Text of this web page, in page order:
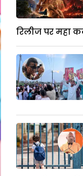
रिलीज पर महा